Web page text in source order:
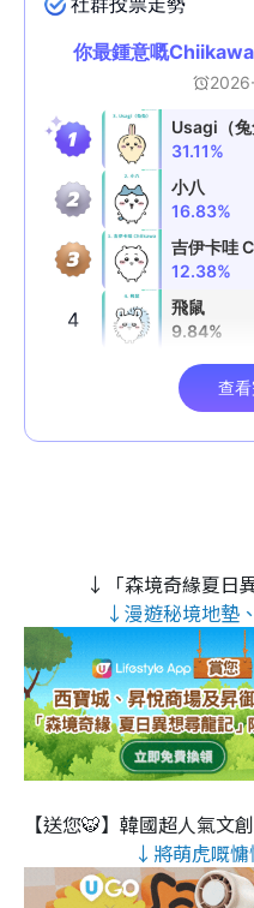
↓「森境奇緣夏日
↓漫遊秘境地墊
【送您🐯】韓國超人氣文
↓將萌虎嘅